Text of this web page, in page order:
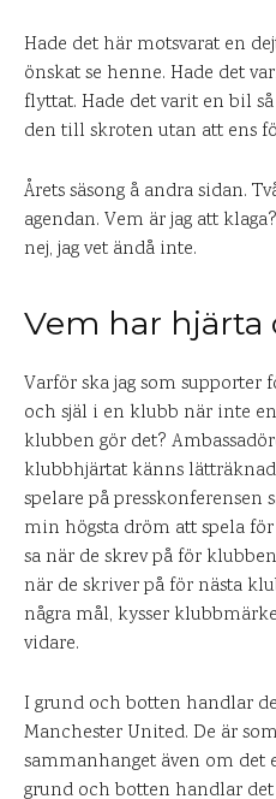
Hade det här motsvarat en
önskat se henne. Hade det
flyttat. Hade det varit en bil
den till skroten utan att ens
Årets säsong å andra sidan.
agendan. Vem är jag att
nej, jag vet ändå inte.
Vem har hjärta
Varför ska jag som supporter
och själ i en klubb när inte
klubben gör det?
klubbhjärtat känns
spelare på presskonferensen
min högsta dröm att spela för
sa när de skrev på för
när de skriver på för nästa
några mål, kysser
vidare.
I grund och botten handlar
Manchester United. De är
sammanhanget även om det
grund och botten handlar